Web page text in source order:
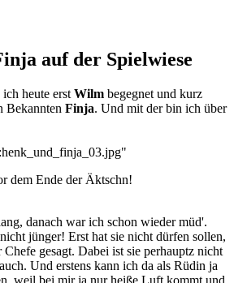
auf der Spielwiese
heute erst Wilm begegnet und kurz
Bekannten Finja. Und mit der bin ich über
dem Ende der Äktschn!
danach war ich schon wieder müd'.
jünger! Erst hat sie nicht dürfen sollen,
gesagt. Dabei ist sie perhauptz nicht
Und erstens kann ich da als Rüdin ja
weil bei mir ja nur heiße Luft kommt und